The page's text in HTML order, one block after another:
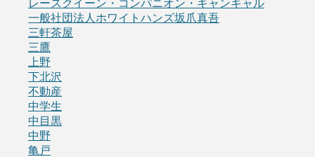
レースクイーン・コンパニオン・キャンギャル
一般社団法人ホワイトハンズ坂爪真吾
三軒茶屋
三鷹
上野
下北沢
不動産
中学生
中目黒
中野
亀戸